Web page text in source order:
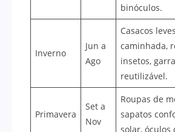
binóculos.
Inverno
Jun a
Ago
Casacos
caminhada,
insetos,
reutilizável.
Primavera
Set a
Nov
Roupas de
sapatos
solar, óculos